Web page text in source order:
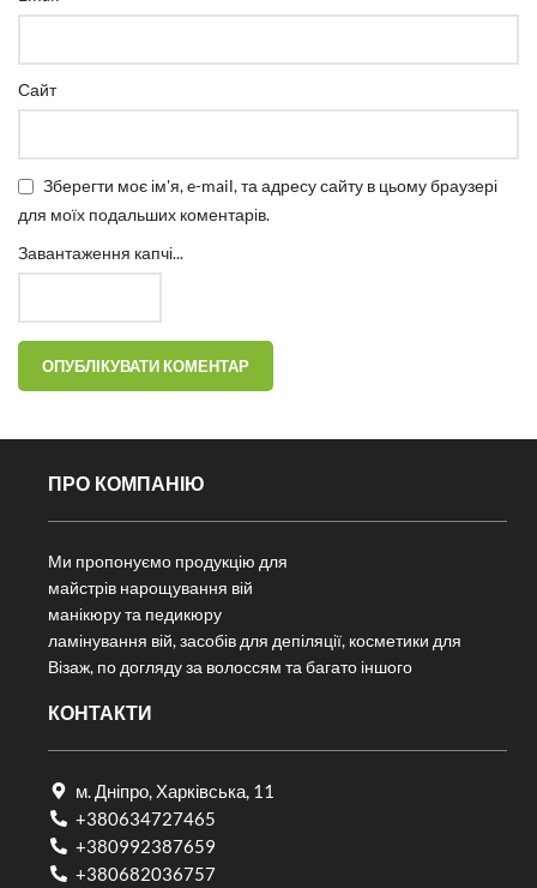
Сайт
Зберегти моє ім'я, e-mail, та адресу сайту в цьому браузері
для моїх подальших коментарів.
Завантаження капчі...
ПРО КОМПАНІЮ
Ми пропонуємо продукцію для
майстрів нарощування вій
манікюру та педикюру
ламінування вій, засобів для депіляції, косметики для
Візаж, по догляду за волоссям та багато іншого
КОНТАКТИ
м. Дніпро, Харківська, 11
+380634727465
+380992387659
+380682036757​